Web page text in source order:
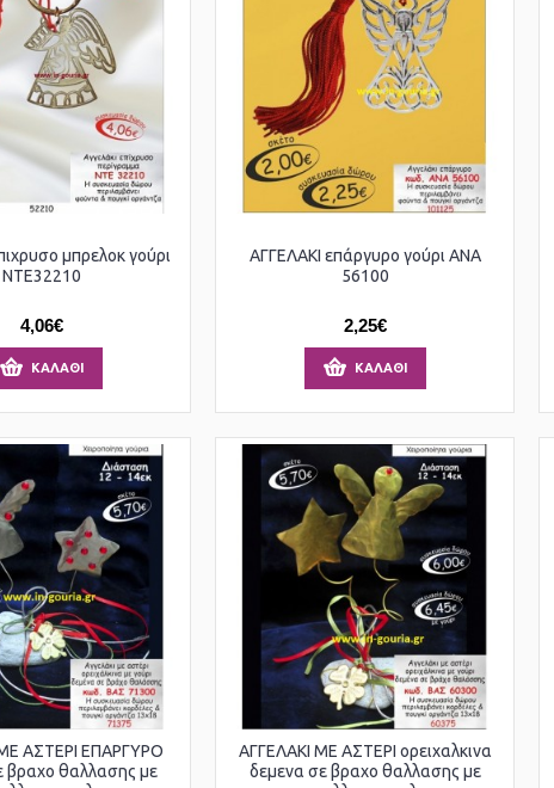
μπρελοκ γούρι
ΝΤΕ32210
4,06€
ΚΑΛΆΘΙ
ΑΓΓΕΛΑΚΙ επάργυρο γούρι ΑΝΑ
56100
2,25€
ΚΑΛΆΘΙ
ΑΣΤΕΡΙ ΕΠΑΡΓΥΡΟ
βραχο θαλλασης με
ΑΓΓΕΛΑΚΙ ΜΕ ΑΣΤΕΡΙ ορειχαλκινα
δεμενα σε βραχο θαλλασης με